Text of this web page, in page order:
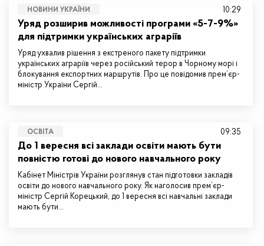
НОВИНИ УКРАЇНИ
Уряд розширив можливості програми «5-7-9%»
для підтримки українських аграріїв
Уряд ухвалив рішення з екстреного пакету підтримки
українських аграріїв через російський терор в Чорному морі і
блокування експортних маршрутів. Про це повідомив прем’єр-
міністр України Сергій…
10:29
ОСВІТА
До 1 вересня всі заклади освіти мають бути
повністю готові до нового навчального року
Кабінет Міністрів України розглянув стан підготовки закладів
освіти до нового навчального року. Як наголосив прем’єр-
міністр Сергій Корецький, до 1 вересня всі навчальні заклади
мають бути…
09:35